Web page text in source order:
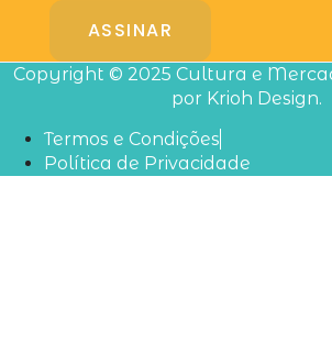
ASSINAR
Copyright © 2025 Cultura e
por Krioh Design.
Termos e Condições
Política de Privacidade